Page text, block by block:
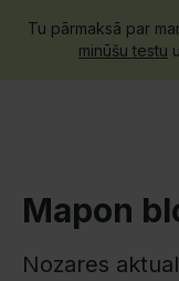
Tu pārmaksā par
minūšu testu
Mapon
Nozares